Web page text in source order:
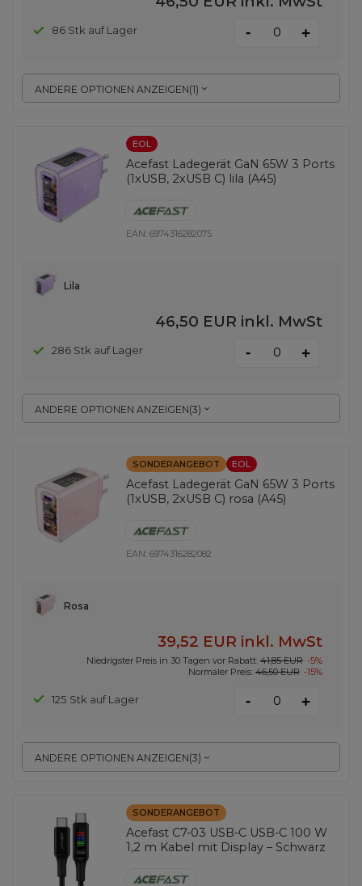
ANDERE OPTIONEN ANZEIGEN(1)
86 Stk auf Lager - +
EOL
Acefast Ladegerät GaN 65W 3 Ports
(1xUSB, 2xUSB C) lila (A45)
EAN:6974316282075
ANDERE OPTIONEN ANZEIGEN(3)
Lila
46,50 EUR inkl. MwSt
286 Stk auf Lager - +
SONDERANGEBOT EOL
Acefast Ladegerät GaN 65W 3 Ports
(1xUSB, 2xUSB C) rosa (A45)
EAN:6974316282082
ANDERE OPTIONEN ANZEIGEN(3)
Rosa
39,52 EUR inkl. MwSt
Niedrigster Preis in 30 Tagen vor Rabatt: 41,85 EUR -5%
Normaler Preis: 46,50 EUR -15%
125 Stk auf Lager - +
SONDERANGEBOT
Acefast C7-03 USB-C USB-C 100 W
1,2 m Kabel mit Display – Schwarz